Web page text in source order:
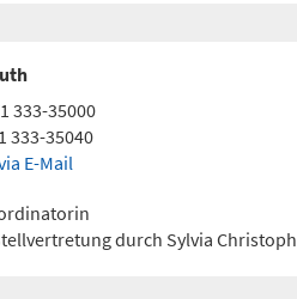
333-35000
333-35040
E-Mail
durch Sylvia Christoph